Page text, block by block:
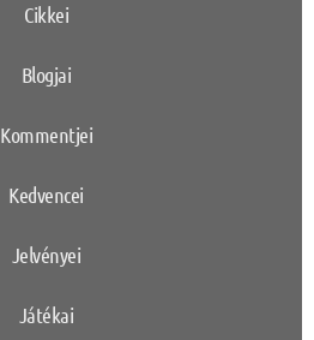
Cikkei
Blogjai
Kommentjei
Kedvencei
Jelvényei
Játékai